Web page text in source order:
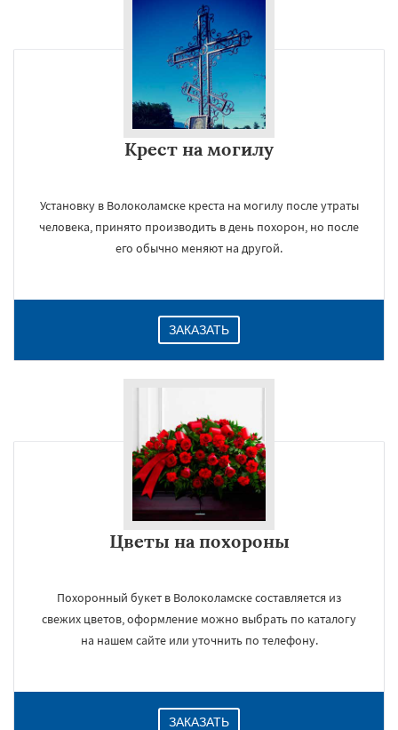
Крест на могилу
Установку в Волоколамске креста на могилу после утраты
человека, принято производить в день похорон, но после
его обычно меняют на другой.
ЗАКАЗАТЬ
Цветы на похороны
Похоронный букет в Волоколамске составляется из
свежих цветов, оформление можно выбрать по каталогу
на нашем сайте или уточнить по телефону.
ЗАКАЗАТЬ